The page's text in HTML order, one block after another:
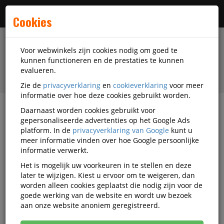
filter
Nieuw
Nieuw in het assortiment
Actief filter: HP
Cookies
Voor webwinkels zijn cookies nodig om goed te
kunnen functioneren en de prestaties te kunnen
evalueren.
Zie de privacyverklaring en cookieverklaring voor meer
informatie over hoe deze cookies gebruikt worden.
Daarnaast worden cookies gebruikt voor
gepersonaliseerde advertenties op het Google Ads
platform. In de privacyverklaring van Google kunt u
meer informatie vinden over hoe Google persoonlijke
informatie verwerkt.
Het is mogelijk uw voorkeuren in te stellen en deze
later te wijzigen. Kiest u ervoor om te weigeren, dan
worden alleen cookies geplaatst die nodig zijn voor de
goede werking van de website en wordt uw bezoek
aan onze website anoniem geregistreerd.